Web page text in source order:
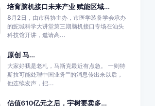
培育脑机接口未来产业 赋能区域...
8月2日，由市科协主办，市医学装备学会承办
的鮀城科学大讲堂第三期脑机接口专场在汕头
科技馆开讲，邀请高...
原创 马...
大家好我是老札，马斯克最近有点急。 一则特
斯拉可能处理中国业务“”的消息传出来以后，
他连续发声，把...
估值610亿元之后，宇树要卖多...